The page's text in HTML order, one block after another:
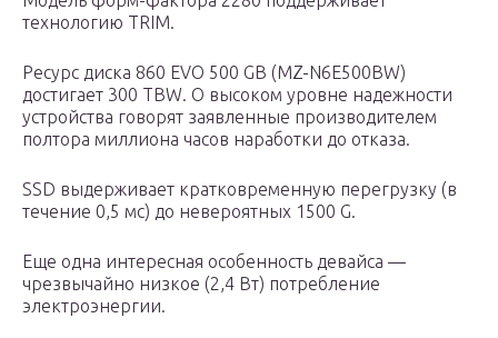
технологию TRIM.
Ресурс диска 860 EVO 500 GB (MZ-N6E500BW)
достигает 300 TBW. О высоком уровне надежности
устройства говорят заявленные производителем
полтора миллиона часов наработки до отказа.
SSD выдерживает кратковременную перегрузку (в
течение 0,5 мс) до невероятных 1500 G.
Еще одна интересная особенность девайса —
чрезвычайно низкое (2,4 Вт) потребление
электроэнергии.